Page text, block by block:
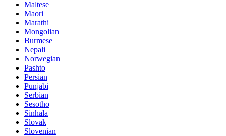
Maltese
Maori
Marathi
Mongolian
Burmese
Nepali
Norwegian
Pashto
Persian
Punjabi
Serbian
Sesotho
Sinhala
Slovak
Slovenian